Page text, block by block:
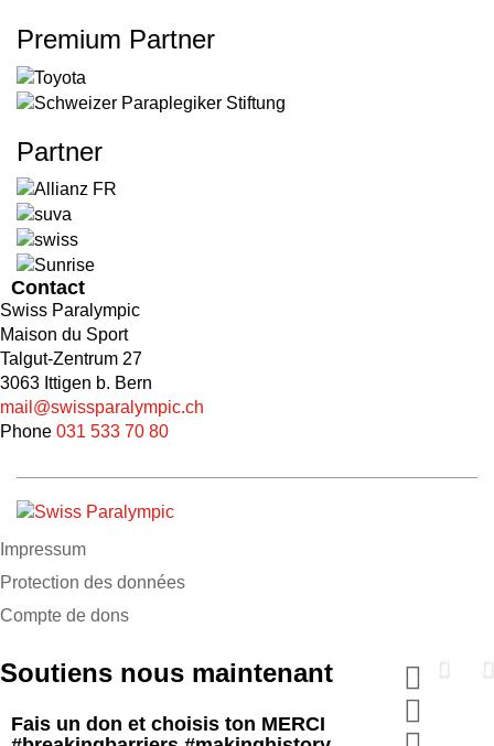
Premium Partner
Partner
Contact
Swiss Paralympic
Maison du Sport
Talgut-Zentrum 27
3063 Ittigen b. Bern
mail@swissparalympic.ch
Phone 031 533 70 80
Impressum
Protection des données
Compte de dons
Soutiens nous maintenant
Fais un don et choisis ton MERCI